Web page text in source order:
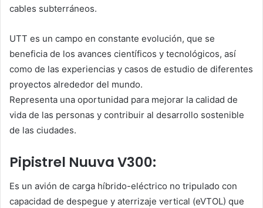
cables subterráneos.
UTT es un campo en constante evolución, que se
beneficia de los avances científicos y tecnológicos, así
como de las experiencias y casos de estudio de diferentes
proyectos alrededor del mundo.
Representa una oportunidad para mejorar la calidad de
vida de las personas y contribuir al desarrollo sostenible
de las ciudades.
Pipistrel Nuuva V300:
Es un avión de carga híbrido-eléctrico no tripulado con
capacidad de despegue y aterrizaje vertical (eVTOL) que